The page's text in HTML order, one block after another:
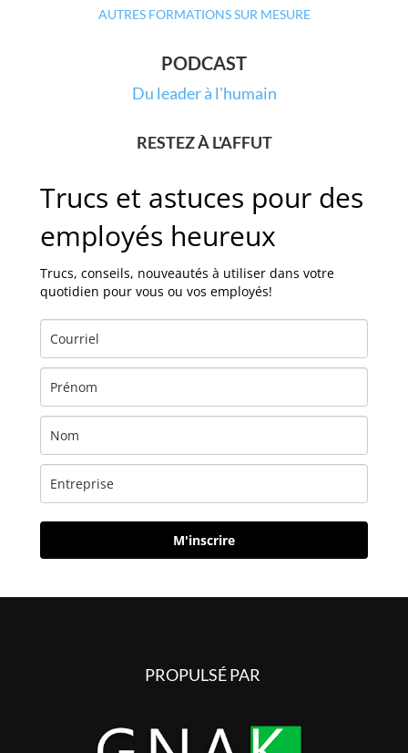
AUTRES FORMATIONS SUR MESURE
PODCAST
Du leader à l'humain
RESTEZ À L'AFFUT
Trucs et astuces pour des
employés heureux
Trucs, conseils, nouveautés à utiliser dans votre
quotidien pour vous ou vos employés!
M'inscrire
PROPULSÉ PAR